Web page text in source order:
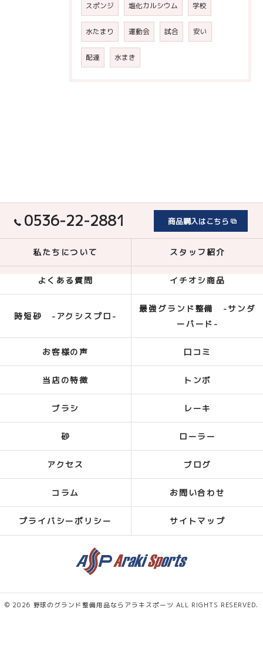
スポンジ 塩化カルシウム 学校
水たまり 運動会 試合 安い
配達 水まき
0536-22-2881 商品購入はこちら
私たちについて スタッフ紹介
よくある質問 イチオシ商品
時短砂 -アクシスプロ-
最強グランド整備 -サンダ
ーバード-
お客様の声 口コミ
当店の特徴 トンボ
ブラシ レーキ
砂 ローラー
アクセス ブログ
コラム お問い合わせ
プライバシーポリシー サイトマップ
© 2026 野球のグランド整備用品ならアラキスポーツ ALL RIGHTS RESERVED.